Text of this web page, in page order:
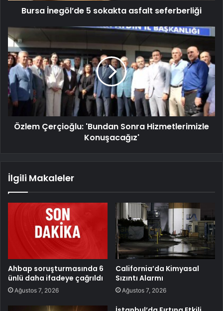
Bursa İnegöl’de 5 sokakta asfalt seferberliği
Özlem Çerçioğlu: 'Bundan Sonra Hizmetlerimizle
Konuşacağız'
İlgili Makaleler
Ahbap soruşturmasında 6
ünlü daha ifadeye çağrıldı
Ağustos 7, 2026
California’da Kimyasal
Sızıntı Alarmı
Ağustos 7, 2026